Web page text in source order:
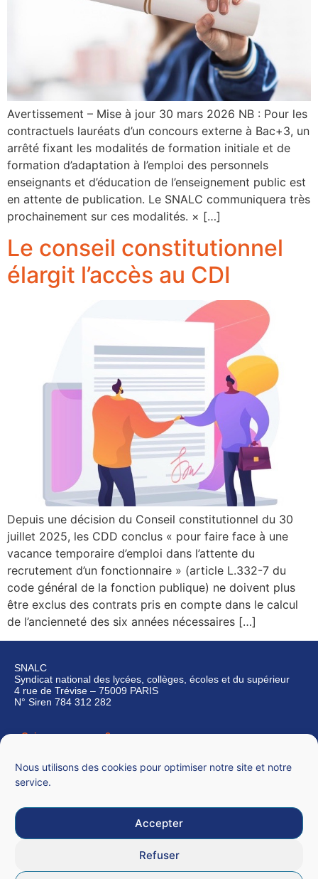
Nous utilisons des cookies pour optimiser notre site et notre
service.
Accepter
Refuser
Avertissement – Mise à jour 30 mars 2026 NB : Pour les
contractuels lauréats d’un concours externe à Bac+3, un
arrêté fixant les modalités de formation initiale et de
formation d’adaptation à l’emploi des personnels
enseignants et d’éducation de l’enseignement public est
en attente de publication. Le SNALC communiquera très
prochainement sur ces modalités. × […]
Le conseil constitutionnel
élargit l’accès au CDI
Depuis une décision du Conseil constitutionnel du 30
juillet 2025, les CDD conclus « pour faire face à une
vacance temporaire d’emploi dans l’attente du
recrutement d’un fonctionnaire » (article L.332-7 du
code général de la fonction publique) ne doivent plus
être exclus des contrats pris en compte dans le calcul
de l’ancienneté des six années nécessaires […]
SNALC
Syndicat national des lycées, collèges, écoles et du supérieur
4 rue de Trévise – 75009 PARIS
N° Siren 784 312 282
Qui sommes-nous ?
CGU